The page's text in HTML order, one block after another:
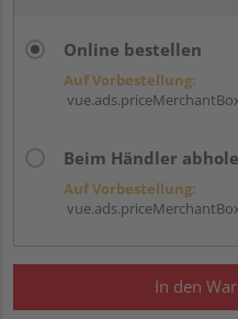
Online bestellen
Auf Vorbestellung:
Beim Händler
Auf Vorbestellung:
In den